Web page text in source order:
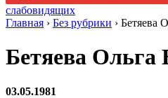
слабовидящих
Главная › Без рубрики › Бетяева
Бетяева Ольга
03.05.1981